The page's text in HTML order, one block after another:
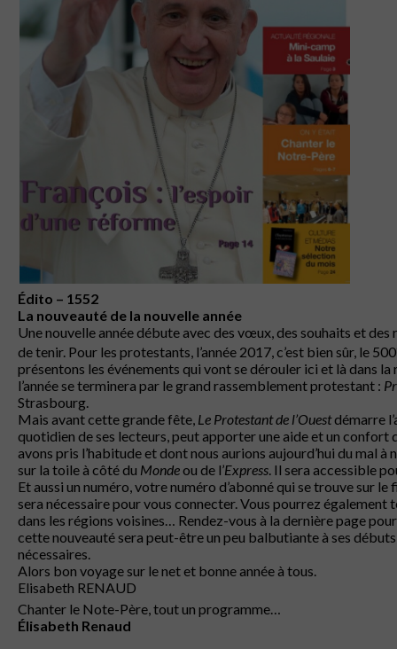
Édito – 1552
La nouveauté de la nouvelle année
Une nouvelle année débute avec des vœux, des souhaits et
de tenir. Pour les protestants, l’année 2017, c’est bien sûr, le 500
présentons les événements qui vont se dérouler ici et là dans
l’année se terminera par le grand rassemblement protestant :
Strasbourg.
Mais avant cette grande fête, Le Protestant de l’Ouestdémarre
quotidien de ses lecteurs, peut apporter une aide et un confort
avons pris l’habitude et dont nous aurions aujourd’hui du mal à
sur la toile à côté du Mondeou de l’Express. Il sera accessible
Et aussi un numéro, votre numéro d’abonné qui se trouve sur
sera nécessaire pour vous connecter. Vous pourrez également
dans les régions voisines… Rendez-vous à la dernière page
cette nouveauté sera peut-être un peu balbutiante à ses
nécessaires.
Alors bon voyage sur le net et bonne année à tous.
Elisabeth RENAUD
Chanter le Note-Père, tout un programme…
Élisabeth Renaud